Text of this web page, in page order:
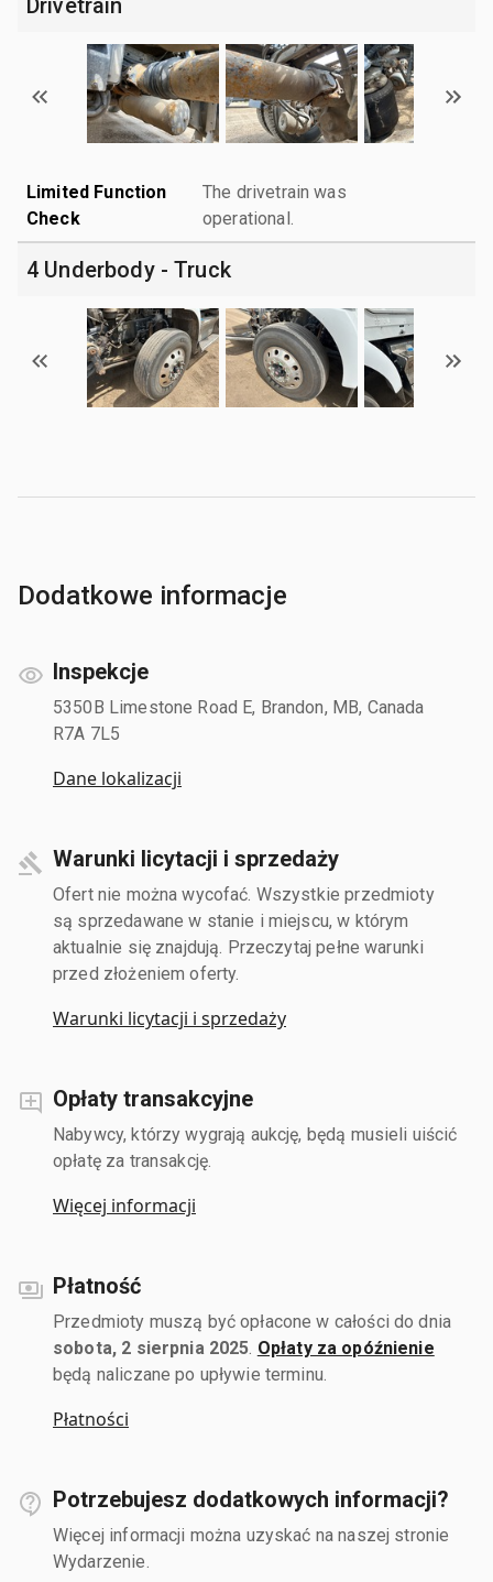
Limited Function
Check
The drivetrain was
operational.
4 Underbody - Truck
Dodatkowe informacje
Inspekcje
5350B Limestone Road E, Brandon, MB, Canada
R7A 7L5
Dane lokalizacji
Warunki licytacji i sprzedaży
Ofert nie można wycofać. Wszystkie przedmioty
są sprzedawane w stanie i miejscu, w którym
aktualnie się znajdują. Przeczytaj pełne warunki
przed złożeniem oferty.
Warunki licytacji i sprzedaży
Opłaty transakcyjne
Nabywcy, którzy wygrają aukcję, będą musieli uiścić
opłatę za transakcję.
Więcej informacji
Płatność
Przedmioty muszą być opłacone w całości do dnia
sobota, 2 sierpnia 2025 Opłaty za opóźnienie
będą naliczane po upływie terminu.
Płatności
Potrzebujesz dodatkowych informacji?
Więcej informacji można uzyskać na naszej stronie
Wydarzenie.